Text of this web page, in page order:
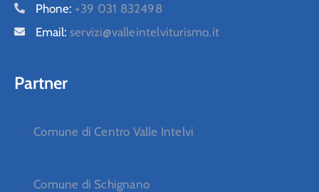
Phone: +39 031 832498
Email: servizi@valleintelviturismo.it
Partner
Comune di Centro Valle Intelvi
Comune di Schignano